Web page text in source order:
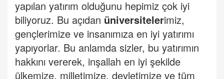
yapılan yatırım olduğunu hepimiz çok iyi
biliyoruz. Bu açıdan üniversitelerimiz,
gençlerimize ve insanımıza en iyi yatırımı
yapıyorlar. Bu anlamda sizler, bu yatırımın
hakkını vererek, inşallah en iyi şekilde
ülkemize, milletimize, devletimize ve tüm